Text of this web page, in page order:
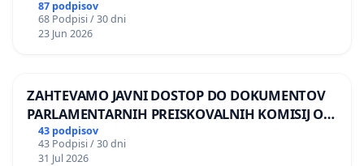
87 podpisov
68 Podpisi / 30 dni
23 Jun 2026
ZAHTEVAMO JAVNI DOSTOP DO DOKUMENTOV
PARLAMENTARNIH PREISKOVALNIH KOMISIJ O
ILEGALNI TRGOVINI Z OROŽJEM
43 podpisov
43 Podpisi / 30 dni
31 Jul 2026